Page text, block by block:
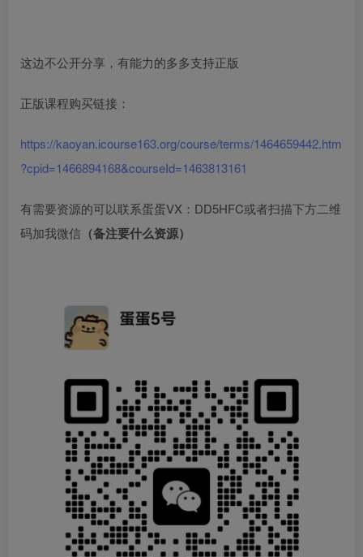
这边不公开分享，有能力的多多支持正版
正版课程购买链接：
https://kaoyan.icourse163.org/course/terms/1464659442.htm
?cpid=1466894168&courseId=1463813161
有需要资源的可以联系蛋蛋VX：DD5HFC或者扫描下方二维
码加我微信 （备注要什么资源）